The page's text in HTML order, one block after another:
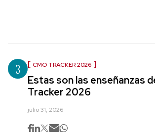
3 CMO TRACKER 2026
Estas son las enseñanzas
Tracker 2026
julio 31, 2026